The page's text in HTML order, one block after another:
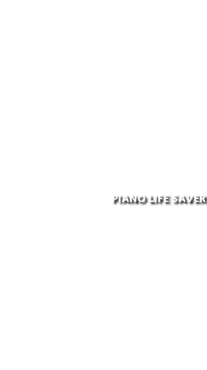
PIANO LIFE SAVER